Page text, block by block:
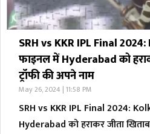
SRH vs KKR IPL Final
फाइनल में Hyderabad को
ट्रॉफी की अपने नाम
May 26, 2024 | 11:58 PM
SRH vs KKR IPL Final 2024:
Hyderabad को हराकर जीता